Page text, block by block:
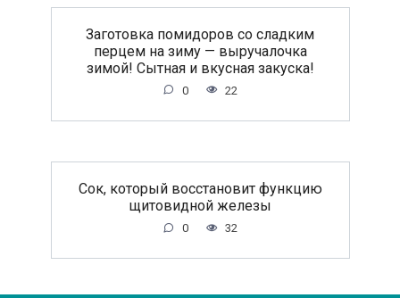
Заготовка помидоров со сладким
перцем на зиму — выручалочка
зимой! Сытная и вкусная закуска!
0 22
Сок, который восстановит функцию
щитовидной железы
0 32